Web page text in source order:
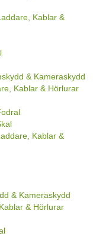
Kablar &
& Kameraskydd
Kablar & Hörlurar
Kablar &
& Kameraskydd
& Hörlurar